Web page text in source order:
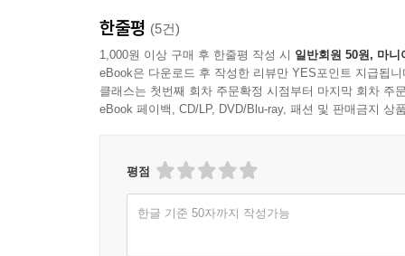
한줄평 (5건)
1,000원 이상 구매 후 한줄평 작성 시 일반회원 50원, 마니
eBook은 다운로드 후 작성한 리뷰만 YES포인트 지급됩니
클래스는 첫번째 회차 주문확정 시점부터 마지막 회차 주
eBook 페이백, CD/LP, DVD/Blu-ray, 패션 및 판매금지 상
평점
한글 기준 50자까지 작성가능